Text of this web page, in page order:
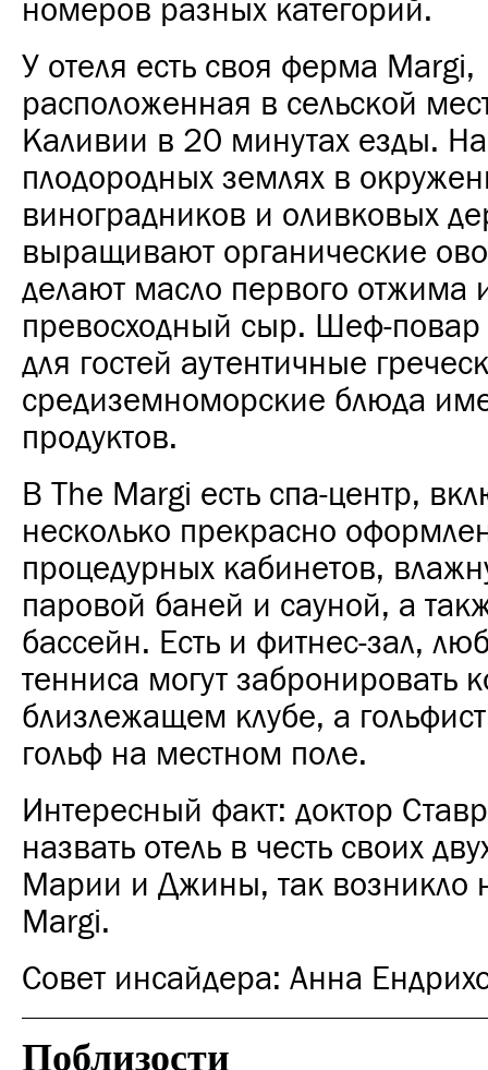
номеров разных категорий.
У отеля есть своя ферма Margi,
расположенная в сельской
Каливии в 20 минутах езды. На
плодородных землях в
виноградников и оливковых
выращивают органические
делают масло первого отжима
превосходный сыр. Шеф-повар
для гостей аутентичные
средиземноморские блюда
продуктов.
В The Margi есть спа-центр,
несколько прекрасно
процедурных кабинетов,
паровой баней и сауной, а
бассейн. Есть и фитнес-зал,
тенниса могут забронировать
близлежащем клубе, а
гольф на местном поле.
Интересный факт: доктор
назвать отель в честь своих
Марии и Джины, так возникло
Margi.
Совет инсайдера: Анна
Поблизости